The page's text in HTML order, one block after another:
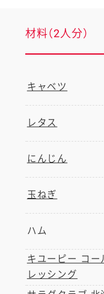
材料（2人分）
キャベツ
レタス
にんじん
玉ねぎ
ハム
キユーピー コー
レッシング